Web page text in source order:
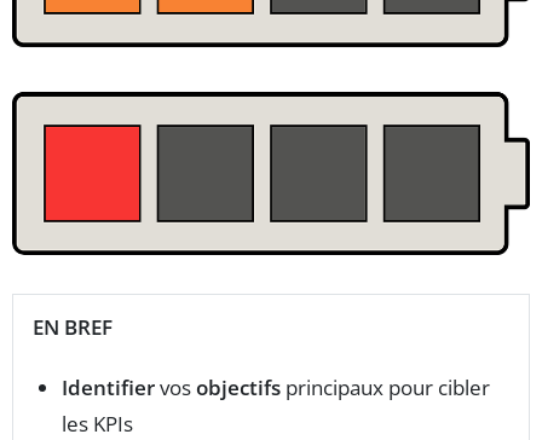
EN BREF
Identifiervosobjectifs principaux pour cibler
les KPIs